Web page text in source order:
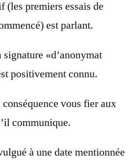
(les premiers essais de
est parlant.
signature «d’anonymat
positivement connu.
vous fier aux
communique.
à une date mentionnée